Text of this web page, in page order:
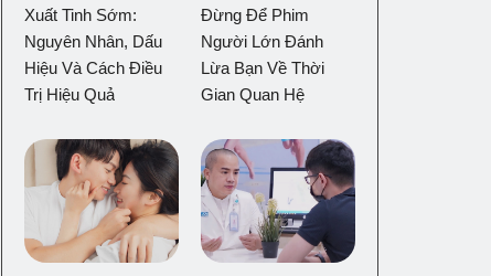
Xuất Tinh Sớm:
Nguyên Nhân, Dấu
Hiệu Và Cách Điều
Trị Hiệu Quả
Đừng Để Phim
Người Lớn Đánh
Lừa Bạn Về Thời
Gian Quan Hệ